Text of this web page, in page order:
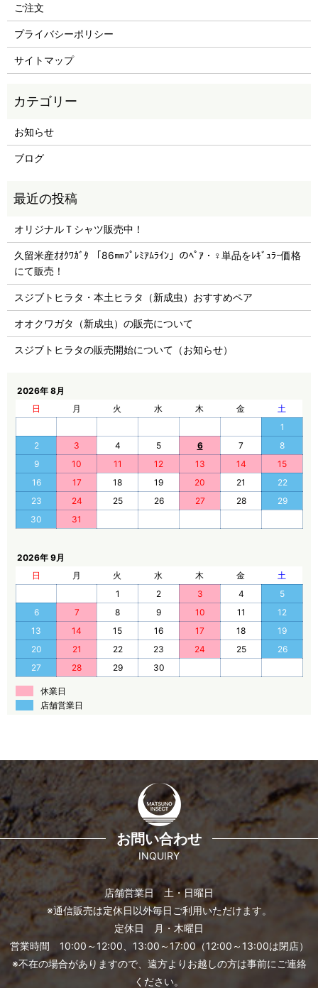
ご注文
プライバシーポリシー
サイトマップ
お知らせ
ブログ
オリジナルＴシャツ販売中！
久留米産ｵｵｸﾜｶﾞﾀ 「86㎜ﾌﾟﾚﾐｱﾑﾗｲﾝ」のﾍﾟｱ・♀単品をﾚｷﾞｭﾗｰ価格
にて販売！
スジブトヒラタ・本土ヒラタ（新成虫）おすすめペア
オオクワガタ（新成虫）の販売について
スジブトヒラタの販売開始について（お知らせ）
2026年 8月
日
月 火 水 木 金
土
1
2
3 4 5 6 7
8
9
10 11 12 13 14
15
16
17 18 19 20 21
22
23
24 25 26 27 28
29
30
31
2026年 9月
日
月 火 水 木 金
土
1
2 3 4
5
6
7 8 9 10 11
12
13
14 15 16 17 18
19
20
21 22 23 24 25
26
27
28 29 30
休業日
店舗営業日
お問い合わせ
INQUIRY
店舗営業日 土・日曜日
※通信販売は定休日以外毎日ご利用いただけます。
定休日 月・木曜日
営業時間 10:00～12:00、13:00～17:00（12:00～13:00は閉店）
※不在の場合がありますので、遠方よりお越しの方は事前にご連絡
ください。